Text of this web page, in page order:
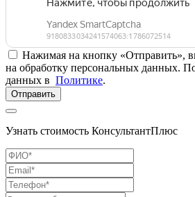
Нажимая на кнопку «Отправить»,
на обработку персональных данных.
данных в Политике.
Отправить
Узнать стоимость КонсультантПлюс